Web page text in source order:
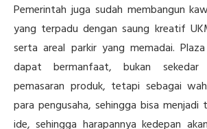
Pemerintah juga sudah membangun
yang terpadu dengan saung kreatif
serta areal parkir yang memadai.
dapat bermanfaat, bukan
pemasaran produk, tetapi sebagai
para pengusaha, sehingga bisa
ide, sehingga harapannya kedepan